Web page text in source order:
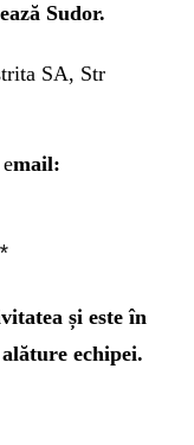
ă Sudor.
SA, Str
mail:
și este în
echipei.